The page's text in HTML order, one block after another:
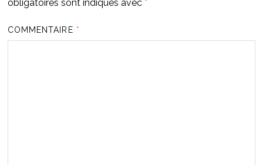
obligatoires sont indiqués avec *
COMMENTAIRE *